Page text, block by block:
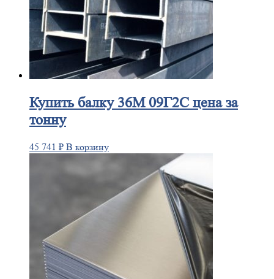
Купитьбалку 36М 09Г2С цена за
тонну
45 741 ₽ В корзину